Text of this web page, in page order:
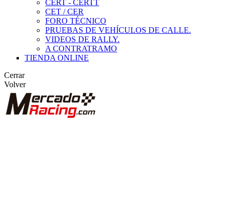
CERT - CERTT
CET / CER
FORO TÉCNICO
PRUEBAS DE VEHÍCULOS DE CALLE.
VIDEOS DE RALLY.
A CONTRATRAMO
TIENDA ONLINE
Cerrar
Volver